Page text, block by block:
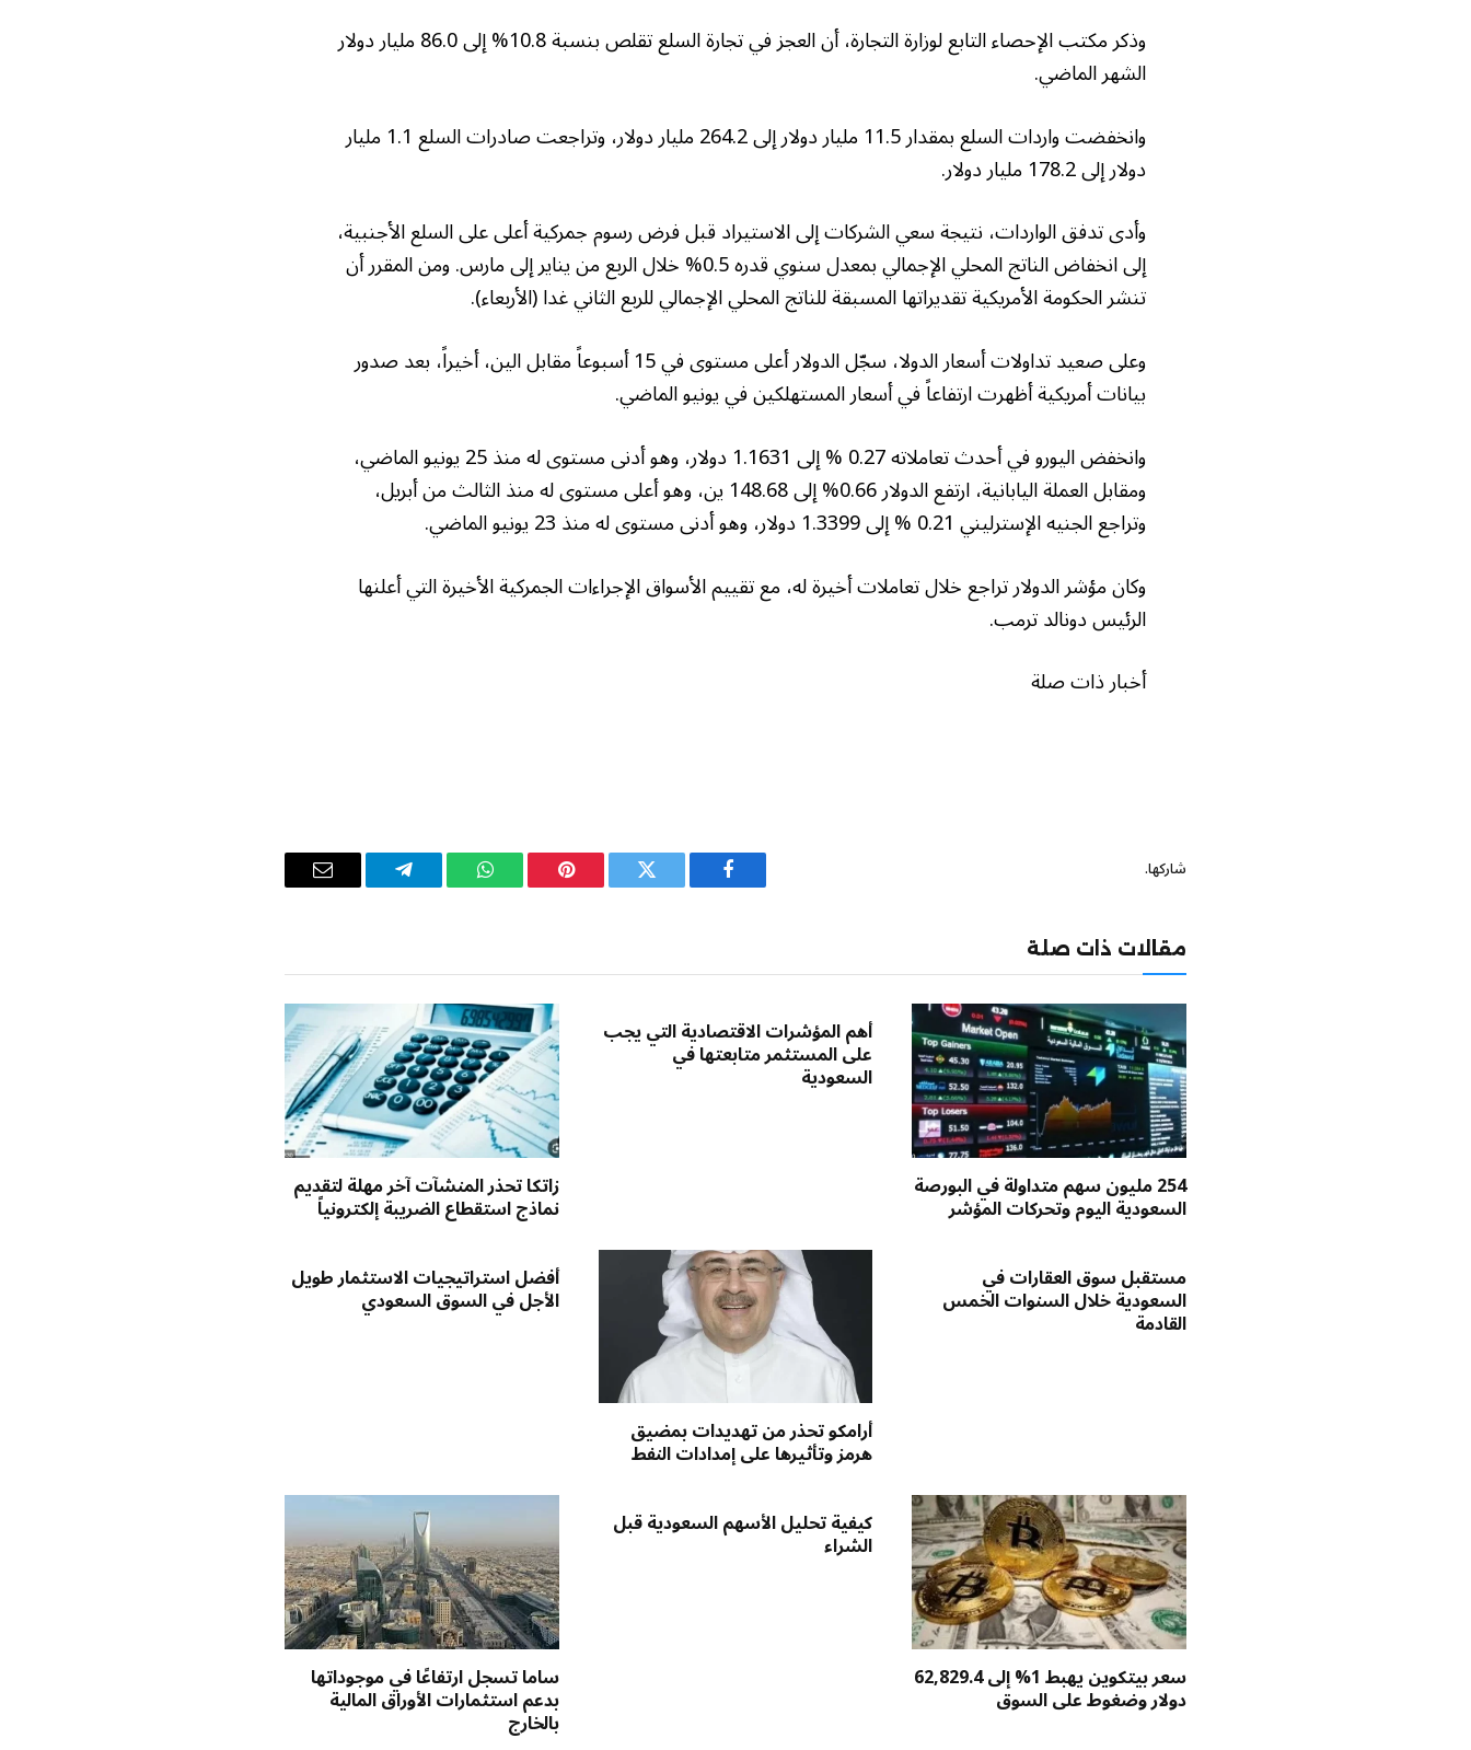
وذكر مكتب الإحصاء التابع لوزارة التجارة، أن العجز في تجارة السلع تقلص بنسبة 10.8% إلى 86.0 مليار دولار
الشهر الماضي.
وانخفضت واردات السلع بمقدار 11.5 مليار دولار إلى 264.2 مليار دولار، وتراجعت صادرات السلع 1.1 مليار
دولار إلى 178.2 مليار دولار.
وأدى تدفق الواردات، نتيجة سعي الشركات إلى الاستيراد قبل فرض رسوم جمركية أعلى على السلع الأجنبية،
إلى انخفاض الناتج المحلي الإجمالي بمعدل سنوي قدره 0.5% خلال الربع من يناير إلى مارس. ومن المقرر أن
تنشر الحكومة الأمريكية تقديراتها المسبقة للناتج المحلي الإجمالي للربع الثاني غدا (الأربعاء).
وعلى صعيد تداولات أسعار الدولا، سجّل الدولار أعلى مستوى في 15 أسبوعاً مقابل الين، أخيراً، بعد صدور
بيانات أمريكية أظهرت ارتفاعاً في أسعار المستهلكين في يونيو الماضي.
وانخفض اليورو في أحدث تعاملاته 0.27 % إلى 1.1631 دولار، وهو أدنى مستوى له منذ 25 يونيو الماضي،
ومقابل العملة اليابانية، ارتفع الدولار 0.66% إلى 148.68 ين، وهو أعلى مستوى له منذ الثالث من أبريل،
وتراجع الجنيه الإسترليني 0.21 % إلى 1.3399 دولار، وهو أدنى مستوى له منذ 23 يونيو الماضي.
وكان مؤشر الدولار تراجع خلال تعاملات أخيرة له، مع تقييم الأسواق الإجراءات الجمركية الأخيرة التي أعلنها
الرئيس دونالد ترمب.
أخبار ذات صلة
شاركها.
فيسبوك تويتر بينتيريستواتساب تيلقرام
البريد
مقالات ذات صلة
254 مليون سهم متداولة في البورصة
السعودية اليوم وتحركات المؤشر
أهم المؤشرات الاقتصادية التي يجب
على المستثمر متابعتها في
السعودية
زاتكا تحذر المنشآت آخر مهلة لتقديم
نماذج استقطاع الضريبة إلكترونياً
مستقبل سوق العقارات في
السعودية خلال السنوات الخمس
القادمة
أرامكو تحذر من تهديدات بمضيق
هرمز وتأثيرها على إمدادات النفط
أفضل استراتيجيات الاستثمار طويل
الأجل في السوق السعودي
سعر بيتكوين يهبط 1% إلى 62,829.4
دولار وضغوط على السوق
كيفية تحليل الأسهم السعودية قبل
الشراء
ساما تسجل ارتفاعًا في موجوداتها
بدعم استثمارات الأوراق المالية
بالخارج